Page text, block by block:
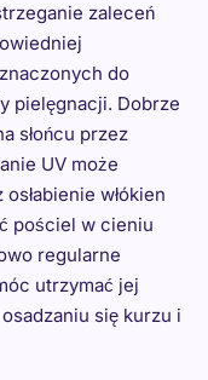
zaleceń
do
pielęgnacji. Dobrze
słońcu przez
UV może
włókien
pościel w cieniu
regularne
utrzymać jej
się kurzu i